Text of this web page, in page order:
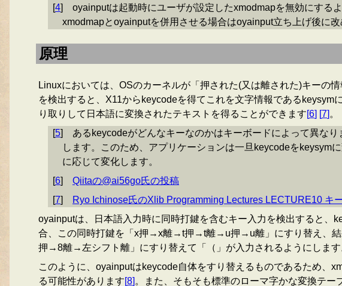
[4]
oyainputは起動時にユーザが設定したxmodmapを無効にする
xmodmapとoyainputを併用させる場合はoyainput立ち上げ後に改
原理
Linuxにおいては、OSのカーネルが「押された(又は離された)キーの
を検出すると、X11からkeycodeを得てこれを文字情報であるkeysym
り取りして日本語に変換されたテキストを得ることができます[6] [7] 。
[5]
あるkeycodeがどんなキーなのかはキーボードによって異な
します。このため、アプリケーションは一旦keycodeをkeysym
に応じて変化します。
[6]
Qiitaの@ai56go氏の投稿
[7]
Ryo Ichinose氏のXlib Programming Lectures LECTURE10 キ
oyainputは、日本語入力時に同時打鍵を含むキー入力を検出すると
合、この同時打鍵を「x押→x離→t押→t離→u押→u離」にすり替え、結
押→8離→左シフト離」にすり替えて「（」が入力されるようにします
このように、oyainputはkeycode自体をすり替えるものであるため、
る可能性があります[8] 。また、そもそも標準のローマ字かな変換テー